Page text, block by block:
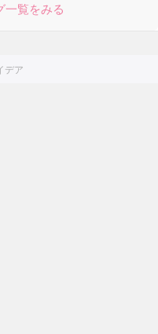
一覧をみる
デア